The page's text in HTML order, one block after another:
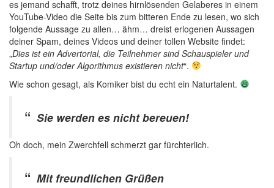
es jemand schafft, trotz deines hirnlösenden Gelaberes in einem
YouTube-Video die Seite bis zum bitteren Ende zu lesen, wo sich
folgende Aussage zu allen… ähm… dreist erlogenen Aussagen
deiner Spam, deines Videos und deiner tollen Website findet:
„Dies ist ein Advertorial, die Teilnehmer sind Schauspieler und
Startup und/oder Algorithmus existieren nicht“.
Wie schon gesagt, als Komiker bist du echt ein Naturtalent.
Sie werden es nicht bereuen!
Oh doch, mein Zwerchfell schmerzt gar fürchterlich.
Mit freundlichen Grüßen